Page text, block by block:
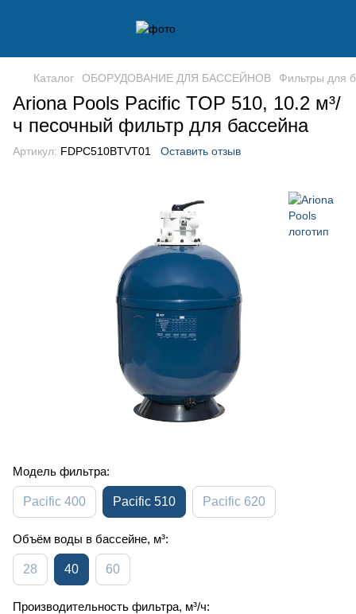
Каталог ОБОРУДОВАНИЕ ДЛЯ БАССЕЙНОВ Фильтры для
Ariona Pools Pacific TOP 510, 10.2 м³/
ч песочный фильтр для бассейна
Артикул: FDPC510BTVT01 Оставить отзыв
Модель фильтра:
Pacific 400 Pacific 510 Pacific 620
Объём воды в бассейне, м³:
28 40 60
Производительность фильтра, м³/ч: